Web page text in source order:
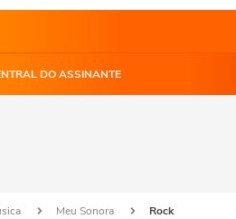
DO ASSINANTE
Meu Sonora Rock